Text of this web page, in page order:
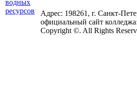
Адрес: 198261, г. Санкт-
официальный сайт
Copyright ©. All Rights